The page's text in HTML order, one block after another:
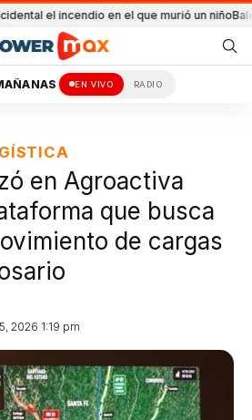
incendio en el que murió un niñoBalearon a
EN VIVO RADIO
en Agroactiva
que busca
de cargas
2026 1:19 pm